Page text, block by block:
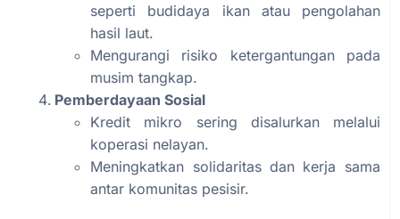
seperti budidaya ikan atau pengolahan
hasil laut.
Mengurangi risiko ketergantungan pada
musim tangkap.
Pemberdayaan Sosial
Kredit mikro sering disalurkan melalui
koperasi nelayan.
Meningkatkan solidaritas dan kerja sama
antar komunitas pesisir.